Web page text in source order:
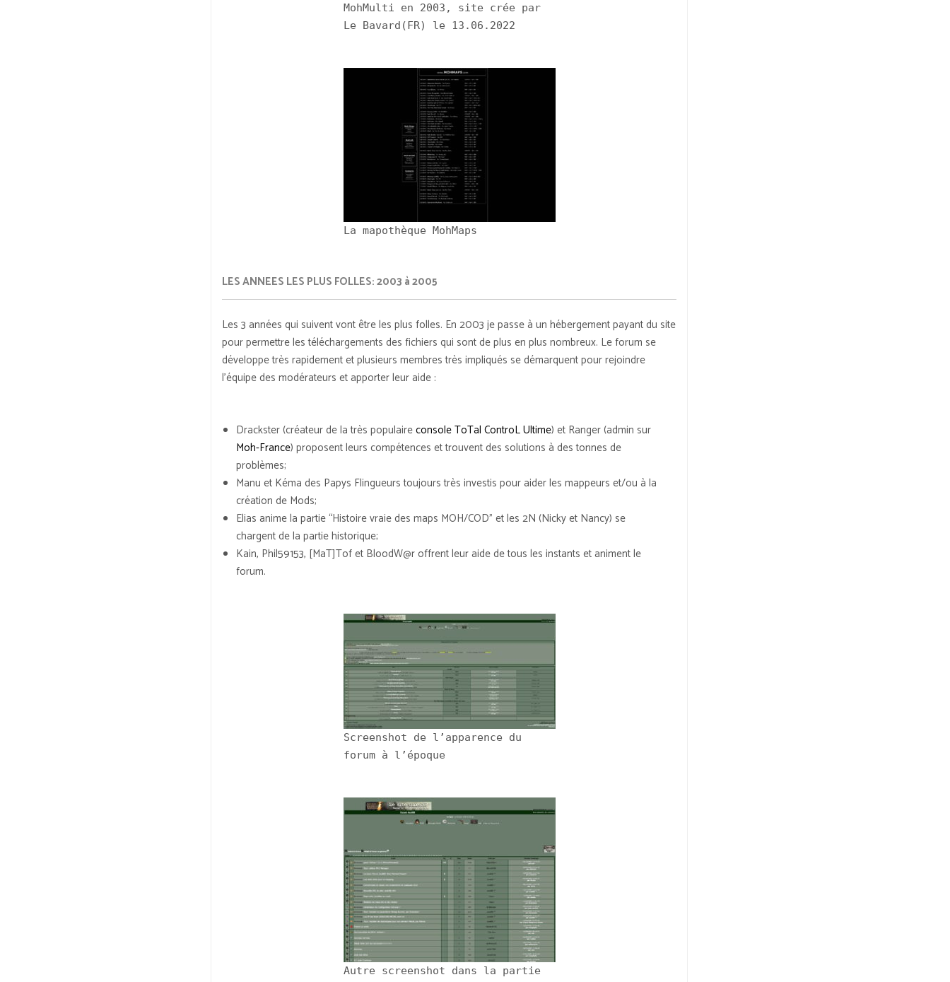
MohMulti en 2003, site crée par
Le Bavard(FR) le 13.06.2022
La mapothèque MohMaps
LES ANNEES LES PLUS FOLLES: 2003 à 2005
Les 3 années qui suivent vont être les plus folles. En 2003 je passe à un hébergement payant du site
pour permettre les téléchargements des fichiers qui sont de plus en plus nombreux. Le forum se
développe très rapidement et plusieurs membres très impliqués se démarquent pour rejoindre
l’équipe des modérateurs et apporter leur aide :
Drackster (créateur de la très populaireconsole ToTal ControL Ultime) et Ranger (admin sur
Moh-France) proposent leurs compétences et trouvent des solutions à des tonnes de
problèmes;
Manu et Kéma des Papys Flingueurs toujours très investis pour aider les mappeurs et/ou à la
création de Mods;
Elias anime la partie “Histoire vraie des maps MOH/COD” et les 2N (Nicky et Nancy) se
chargent de la partie historique;
Kain, Phil59153, [MaT]Tof et BloodW@r offrent leur aide de tous les instants et animent le
forum.
Screenshot de l’apparence du
forum à l’époque
Autre screenshot dans la partie